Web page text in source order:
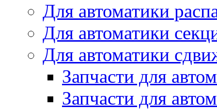
Для автоматики
Для автоматики
Для автоматики
Запчасти для
Запчасти для